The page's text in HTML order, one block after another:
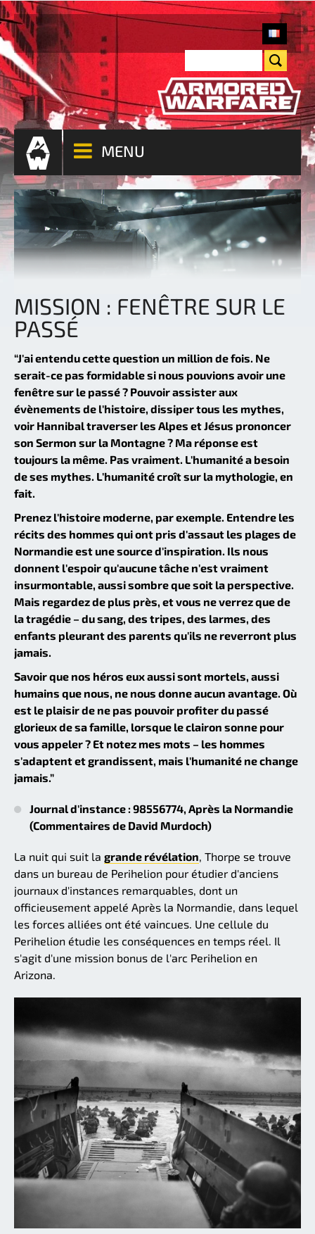
MENU
MISSION : FENÊTRE SUR LE
PASSÉ
“J'ai entendu cette question un million de fois. Ne
serait-ce pas formidable si nous pouvions avoir une
fenêtre sur le passé ? Pouvoir assister aux
évènements de l'histoire, dissiper tous les mythes,
voir Hannibal traverser les Alpes et Jésus prononcer
son Sermon sur la Montagne ? Ma réponse est
toujours la même. Pas vraiment. L'humanité a besoin
de ses mythes. L'humanité croît sur la mythologie, en
fait.
Prenez l'histoire moderne, par exemple. Entendre les
récits des hommes qui ont pris d'assaut les plages de
Normandie est une source d'inspiration. Ils nous
donnent l'espoir qu'aucune tâche n'est vraiment
insurmontable, aussi sombre que soit la perspective.
Mais regardez de plus près, et vous ne verrez que de
la tragédie – du sang, des tripes, des larmes, des
enfants pleurant des parents qu'ils ne reverront plus
jamais.
Savoir que nos héros eux aussi sont mortels, aussi
humains que nous, ne nous donne aucun avantage. Où
est le plaisir de ne pas pouvoir profiter du passé
glorieux de sa famille, lorsque le clairon sonne pour
vous appeler ? Et notez mes mots – les hommes
s'adaptent et grandissent, mais l'humanité ne change
jamais.”
Journal d'instance : 98556774, Après la Normandie
(Commentaires de David Murdoch)
La nuit qui suit la grande révélation, Thorpe se trouve
dans un bureau de Perihelion pour étudier d'anciens
journaux d'instances remarquables, dont un
officieusement appelé Après la Normandie, dans lequel
les forces alliées ont été vaincues. Une cellule du
Perihelion étudie les conséquences en temps réel. Il
s'agit d'une mission bonus de l'arc Perihelion en
Arizona.